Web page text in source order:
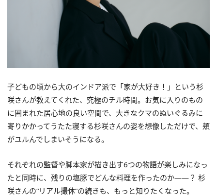
子どもの頃から大のインドア派で「家が大好き！」という杉
咲さんが教えてくれた、究極のチル時間。お気に入りのもの
に囲まれた居心地の良い空間で、大きなクマのぬいぐるみに
寄りかかってうたた寝する杉咲さんの姿を想像しただけで、頬
がユルんでしまいそうになる。
それぞれの監督や脚本家が描き出す6つの物語が楽しみになっ
たと同時に、残りの塩豚でどんな料理を作ったのか――？ 杉
咲さんの“リアル撮休”の続きも、もっと知りたくなった。